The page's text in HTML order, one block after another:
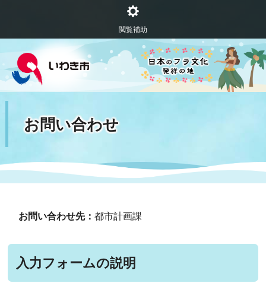
閲覧補助
お問い合わせ
お問い合わせ先：都市計画課
入力フォームの説明